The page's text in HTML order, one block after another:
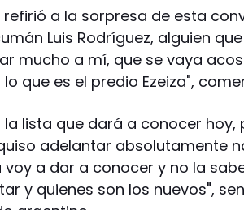
refirió a la sorpresa de esta
Luis Rodríguez, alguien
mucho a mí, que se vaya
que es el predio Ezeiza",
la lista que dará a conocer hoy,
adelantar absolutamente
a dar a conocer y no la
y quienes son los nuevos",